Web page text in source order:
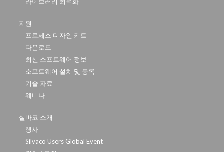
라이브러리 최적화
지원
프로세스 디자인 키트
다운로드
최신 소프트웨어 정보
소프트웨어 설치 및 등록
기술 자료
웨비나
실바코 소개
행사
Silvaco Users Global Event